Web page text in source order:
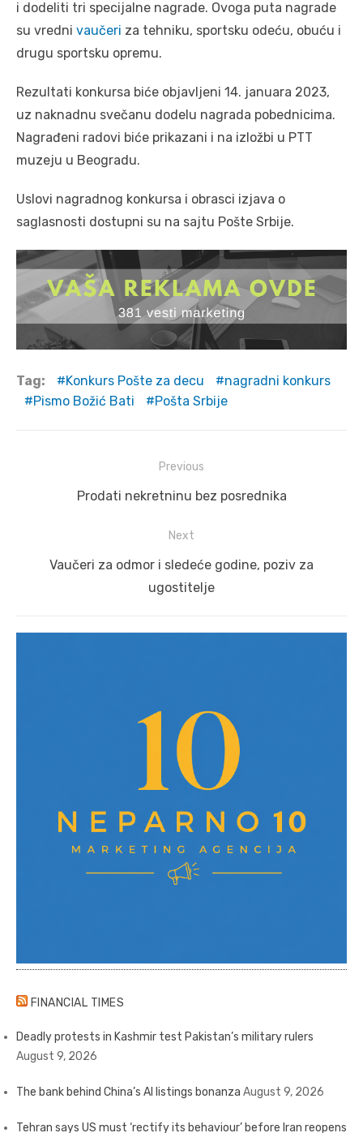
i dodeliti tri specijalne nagrade. Ovoga puta nagrade
su vredni vaučeri za tehniku, sportsku odeću, obuću i
drugu sportsku opremu.
Rezultati konkursa biće objavljeni 14. januara 2023,
uz naknadnu svečanu dodelu nagrada pobednicima.
Nagrađeni radovi biće prikazani i na izložbi u PTT
muzeju u Beogradu.
Uslovi nagradnog konkursa i obrasci izjava o
saglasnosti dostupni su na sajtu Pošte Srbije.
Tag: Konkurs Pošte za decu
nagradni konkurs
Pismo Božić Bati
Pošta Srbije
navigation
Previous
Previous
Prodati nekretninu bez posrednika
Next
NextVaučeri za odmor i sledeće godine, poziv za
ugostitelje
FINANCIAL TIMES
Deadly protests in Kashmir test Pakistan’s military rulers
August 9, 2026
The bank behind China’s AI listings bonanza August 9, 2026
Tehran says US must ‘rectify its behaviour’ before Iran reopens